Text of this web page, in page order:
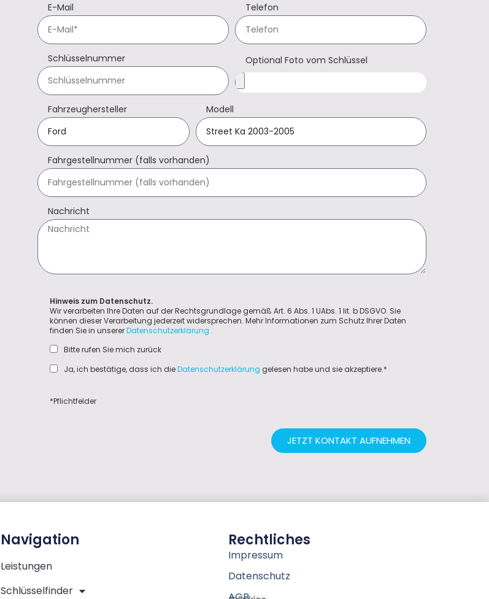
E-Mail Telefon
Schlüsselnummer Optional Foto vom Schlüssel
Fahrzeughersteller Modell
Fahrgestellnummer (falls vorhanden)
Nachricht
Hinweis zum Datenschutz.
Wir verarbeiten Ihre Daten auf der Rechtsgrundlage gemäß Art. 6 Abs. 1 UAbs. 1 lit. b DSGVO. Sie
können dieser Verarbeitung jederzeit widersprechen. Mehr Informationen zum Schutz Ihrer Daten
finden Sie in unsererDatenschutzerklärung .
Bitte rufen Sie mich zurück
Ja, ich bestätige, dass ich dieDatenschutzerklärung gelesen habe und sie akzeptiere.*
*Pflichtfelder
JETZT KONTAKT AUFNEHMEN
Navigation
Leistungen
Schlüsselfinder
Rechtliches
Impressum
Datenschutz